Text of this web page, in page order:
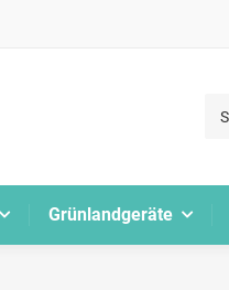
Grünlandgeräte